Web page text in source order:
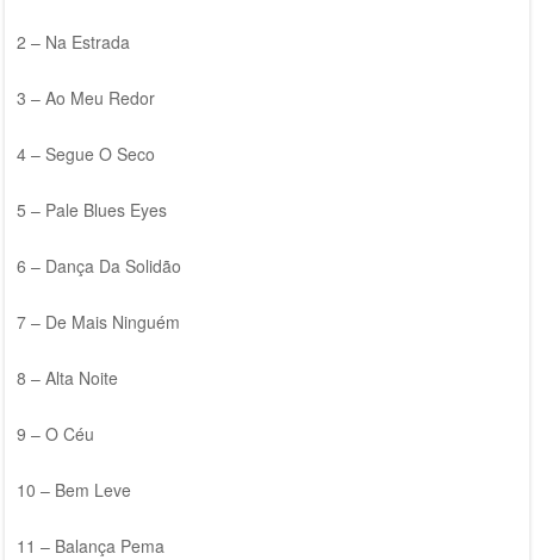
2 – Na Estrada
3 – Ao Meu Redor
4 – Segue O Seco
5 – Pale Blues Eyes
6 – Dança Da Solidão
7 – De Mais Ninguém
8 – Alta Noite
9 – O Céu
10 – Bem Leve
11 – Balança Pema